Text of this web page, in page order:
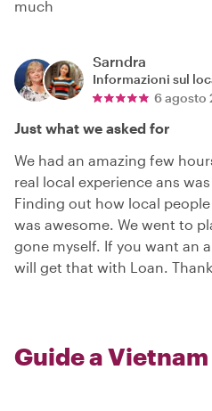
much
Sarndra
Informazioni sul
6 agosto
Just what we asked for
We had an amazing few
real local experience ans
Finding out how local
was awesome. We went to
gone myself. If you want an
will get that with Loan.
Guide a Vietnam